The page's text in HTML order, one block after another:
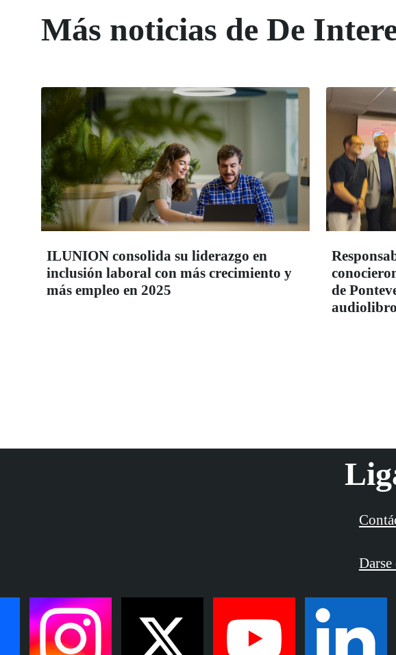
Más noticias de De
ILUNION consolida su liderazgo en
inclusión laboral con más crecimiento y
más empleo en 2025
de